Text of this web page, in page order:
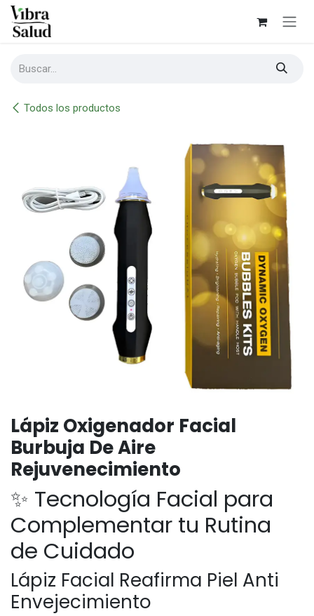
Ir al contenido
Todos los productos
Lápiz Oxigenador Facial
Burbuja De Aire
Rejuvenecimiento
✨ Tecnología Facial para
Complementar tu Rutina
de Cuidado
Lápiz Facial Reafirma Piel Anti
Envejecimiento